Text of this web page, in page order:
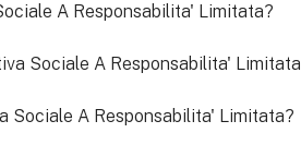
A Responsabilita' Limitata?
Sociale A Responsabilita' Limitata
Sociale A Responsabilita' Limitata?